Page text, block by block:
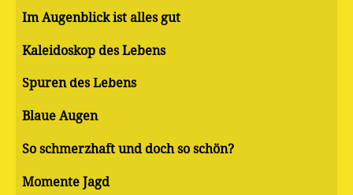
Im Augenblick ist alles gut
Kaleidoskop des Lebens
Spuren des Lebens
Blaue Augen
So schmerzhaft und doch so schön?
Momente Jagd